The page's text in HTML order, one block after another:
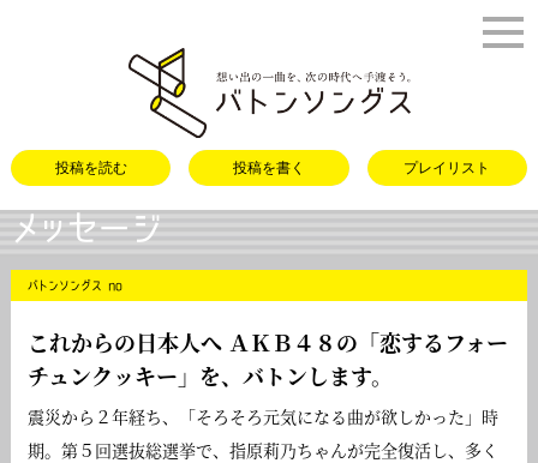
投稿を読む 投稿を書く プレイリスト
メッセージ
バトンソングス no
これからの日本人へ ＡＫＢ４８の「恋するフォー
チュンクッキー 」を、バトンします。
震災から２年経ち、「そろそろ元気になる曲が欲しかった」時
期。第５回選抜総選挙で、指原莉乃ちゃんが完全復活し、多く